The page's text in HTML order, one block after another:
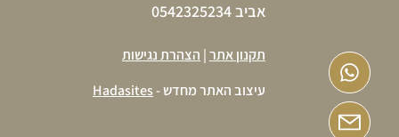
אביב 0542325234
תקנון אתר| הצהרת נגישות
עיצוב האתר מחדש -Hadasites